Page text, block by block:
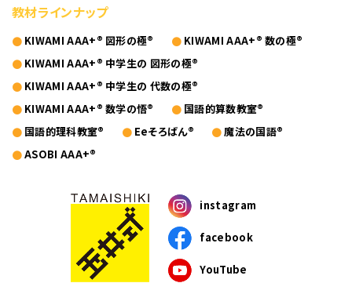
KIWAMI AAA+ 中学生の 図形の極
KIWAMI AAA+ 中学生の 代数の極
KIWAMI AAA+ 数学の悟
Eeそろばん
全国の玉井式
海外での挑戦
教材ラインナップ
KIWAMI AAA+® 図形の極®
KIWAMI AAA+® 数の極®
KIWAMI AAA+® 中学生の 図形の極®
KIWAMI AAA+® 中学生の 代数の極®
KIWAMI AAA+® 数学の悟®
国語的算数教室®
国語的理科教室®
Eeそろばん®
魔法の国語®
ASOBI AAA+®
instagram
facebook
YouTube